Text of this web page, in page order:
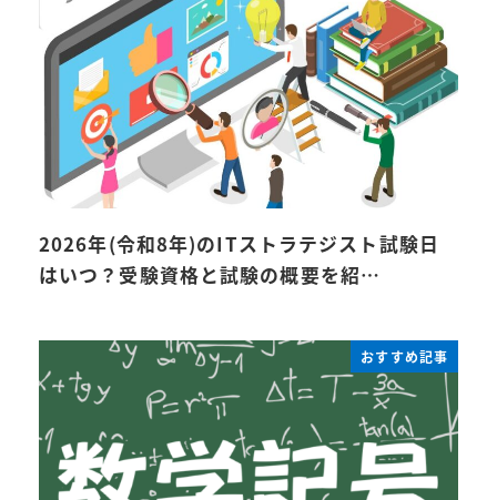
2026年(令和8年)のITストラテジスト試験日
はいつ？受験資格と試験の概要を紹…
おすすめ記事